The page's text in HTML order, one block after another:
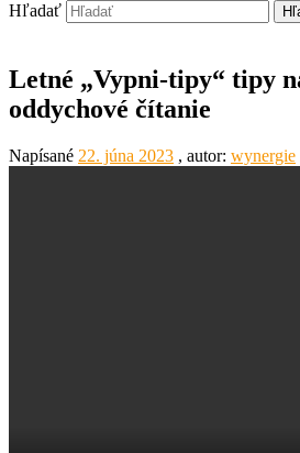
Hľadať
Letné „Vypni-tipy“ tipy
oddychové čítanie
Napísané 22. júna 2023 , autor: wynergie